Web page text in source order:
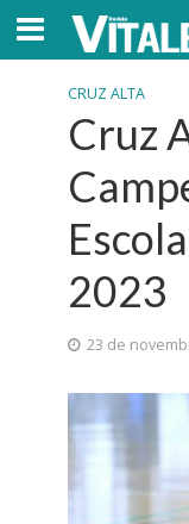
CRUZ ALTA
Cruz
2023
23 de